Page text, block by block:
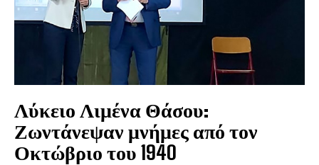
Λύκειο Λιμένα Θάσου:
Ζωντάνεψαν μνήμες από τον
Οκτώβριο του 1940